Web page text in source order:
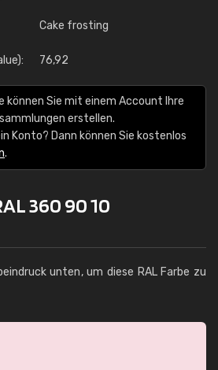
Cake frosting
76,92
können Sie mit einem Account Ihre
erstellen.
Konto? Dann können Sie kostenlos
.
360 90 10
unten, um diese RAL Farbe zu